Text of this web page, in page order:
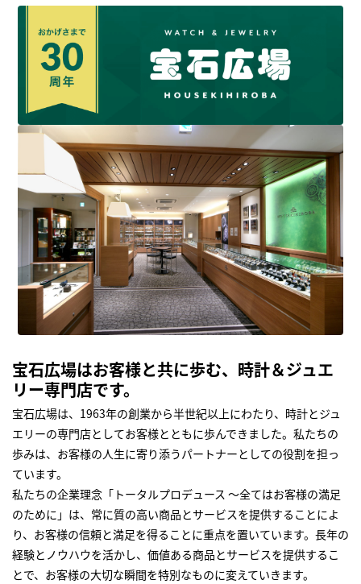
宝石広場はお客様と共に歩む、時計＆ジュエ
リー専門店です。
宝石広場は、1963年の創業から半世紀以上にわたり、時計とジュ
エリーの専門店としてお客様とともに歩んできました。私たちの
歩みは、お客様の人生に寄り添うパートナーとしての役割を担っ
ています。
私たちの企業理念「トータルプロデュース ～全てはお客様の満足
のために」は、常に質の高い商品とサービスを提供することによ
り、お客様の信頼と満足を得ることに重点を置いています。長年の
経験とノウハウを活かし、価値ある商品とサービスを提供するこ
とで、お客様の大切な瞬間を特別なものに変えていきます。